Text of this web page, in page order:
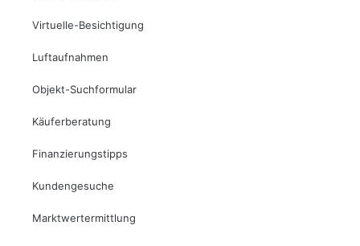
Virtuelle-Besichtigung
Luftaufnahmen
Objekt-Suchformular
Käuferberatung
Finanzierungstipps
Kundengesuche
Marktwertermittlung